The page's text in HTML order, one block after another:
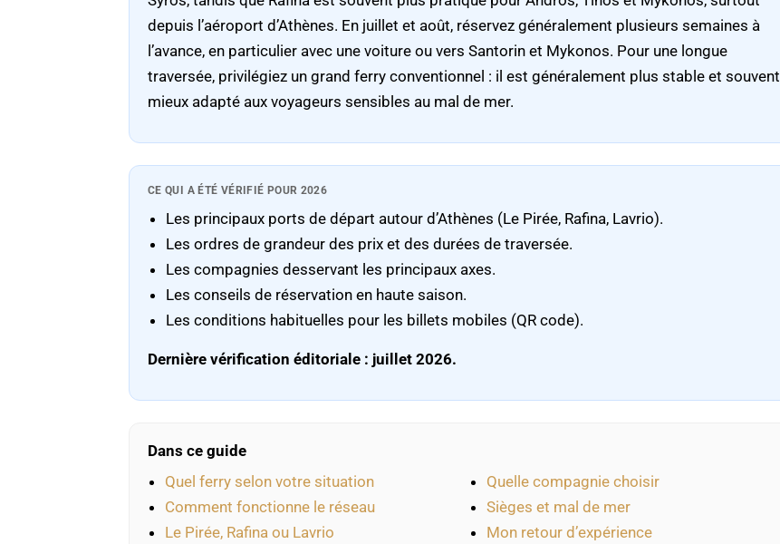
depuis l’aéroport d’Athènes. En juillet et août, réservez généralement plusieurs semaines à
l’avance, en particulier avec une voiture ou vers Santorin et Mykonos. Pour une longue
traversée, privilégiez un grand ferry conventionnel : il est généralement plus stable et souvent
mieux adapté aux voyageurs sensibles au mal de mer.
CE QUI A ÉTÉ VÉRIFIÉ POUR 2026
Les principaux ports de départ autour d’Athènes (Le Pirée, Rafina, Lavrio).
Les ordres de grandeur des prix et des durées de traversée.
Les compagnies desservant les principaux axes.
Les conseils de réservation en haute saison.
Les conditions habituelles pour les billets mobiles (QR code).
Dernière vérification éditoriale : juillet 2026.
Dans ce guide
Quel ferry selon votre situation
Comment fonctionne le réseau
Le Pirée, Rafina ou Lavrio
Quelle compagnie choisir
Sièges et mal de mer
Mon retour d’expérience